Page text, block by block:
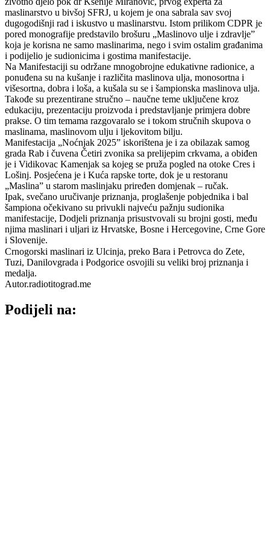
maslinarstvo u bivšoj SFRJ, u kojem je ona sabrala sav svoj
dugogodišnji rad i iskustvo u maslinarstvu. Istom prilikom CDPR je
pored monografije predstavilo brošuru „Maslinovo ulje i zdravlje”
koja je korisna ne samo maslinarima, nego i svim ostalim građanima
i podijelio je sudionicima i gostima manifestacije.
Na Manifestaciji su održane mnogobrojne edukativne radionice, a
ponuđena su na kušanje i različita maslinova ulja, monosortna i
višesortna, dobra i loša, a kušala su se i šampionska maslinova ulja.
Takođe su prezentirane stručno – naučne teme uključene kroz
edukaciju, prezentaciju proizvoda i predstavljanje primjera dobre
prakse. O tim temama razgovaralo se i tokom stručnih skupova o
maslinama, maslinovom ulju i ljekovitom bilju.
Manifestacija „Noćnjak 2025” iskorištena je i za obilazak samog
grada Rab i čuvena Četiri zvonika sa prelijepim crkvama, a obiđen
je i Vidikovac Kamenjak sa kojeg se pruža pogled na otoke Cres i
Lošinj. Posjećena je i Kuća rapske torte, dok je u restoranu
„Maslina” u starom maslinjaku priređen domjenak – ručak.
Ipak, svečano uručivanje priznanja, proglašenje pobjednika i bal
šampiona očekivano su privukli najveću pažnju sudionika
manifestacije, Dodjeli priznanja prisustvovali su brojni gosti, među
njima maslinari i uljari iz Hrvatske, Bosne i Hercegovine, Crne Gore
i Slovenije.
Crnogorski maslinari iz Ulcinja, preko Bara i Petrovca do Zete,
Tuzi, Danilovgrada i Podgorice osvojili su veliki broj priznanja i
medalja.
Autor.radiotitograd.me
Podijeli na: